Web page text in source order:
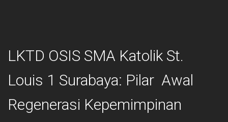
LKTD OSIS SMA Katolik St.
Louis 1 Surabaya: Pilar Awal
Regenerasi Kepemimpinan